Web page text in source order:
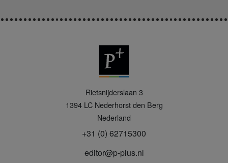
Rietsnijderslaan 3
1394 LC Nederhorst den Berg
Nederland
+31 (0) 62715300
editor@p-plus.nl